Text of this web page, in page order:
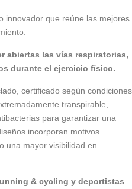
innovador que reúne las mejores
abiertas las vías respiratorias,
durante el ejercicio físico.
certificado según condiciones
transpirable,
para garantizar una
incorporan motivos
una mayor visibilidad en
& cycling y deportistas